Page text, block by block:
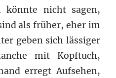
könnte nicht sagen,
als früher, eher im
geben sich lässiger
mit Kopftuch,
erregt Aufsehen,